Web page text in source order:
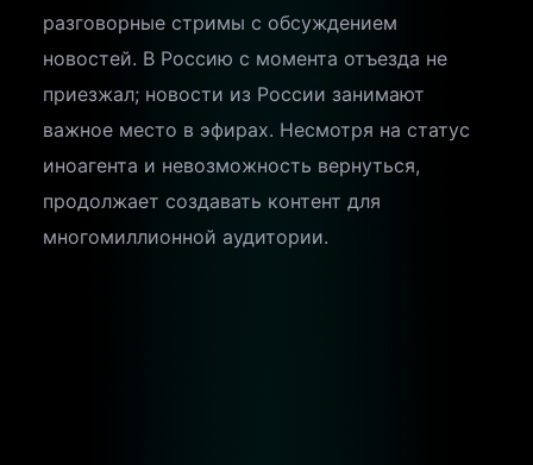
разговорные стримы с обсуждением
новостей. В Россию с момента отъезда не
приезжал; новости из России занимают
важное место в эфирах. Несмотря на статус
иноагента и невозможность вернуться,
продолжает создавать контент для
многомиллионной аудитории.